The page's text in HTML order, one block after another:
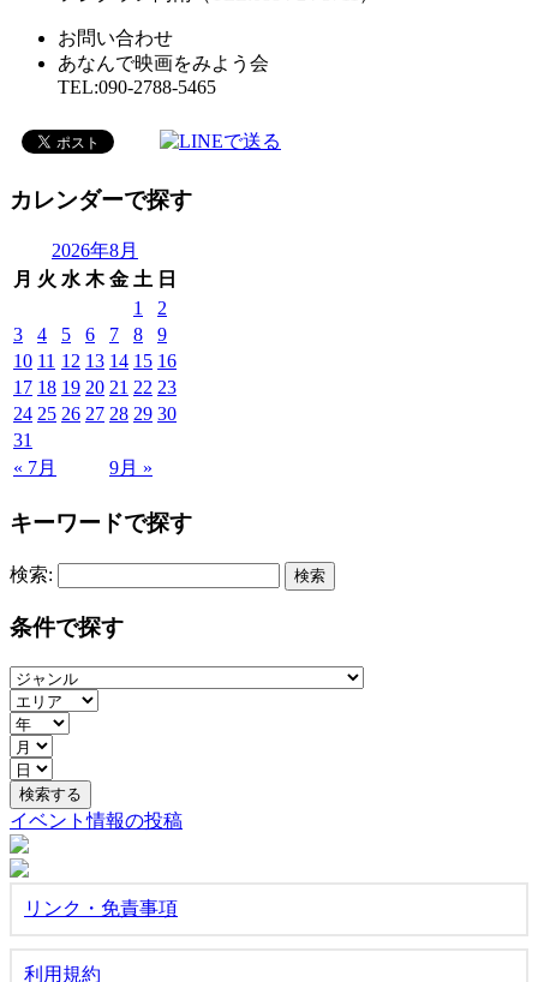
お問い合わせ
あなんで映画をみよう会
TEL:090-2788-5465
カレンダーで探す
2026年8月
月 火 水 木 金 土 日
« 7月 9月 »
1
2
3
4 5 6 7 8
9
10 11 12 13 14 15 16
17 18 19 20 21 22 23
24 25 26 27 28 29 30
31
キーワードで探す
検索:
条件で探す
イベント情報の投稿
リンク・免責事項
利用規約